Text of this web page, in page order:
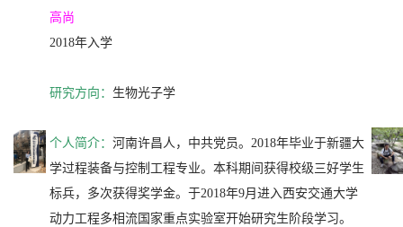
高尚
2018年入学
研究方向： 生物光子学
个人简介： 河南许昌人，中共党员。2018年毕业于新疆大
学过程装备与控制工程专业。本科期间获得校级三好学生
标兵，多次获得奖学金。于2018年9月进入西安交通大学
动力工程多相流国家重点实验室开始研究生阶段学习。